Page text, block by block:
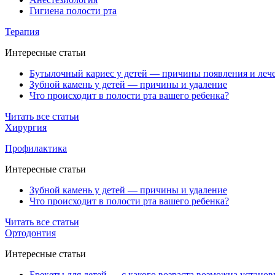
Гигиена полости рта
Терапия
Интересные статьи
Бутылочный кариес у детей — причины появления и
Зубной камень у детей — причины и удаление
Что происходит в полости рта вашего ребенка?
Читать все статьи
Хирургия
Профилактика
Интересные статьи
Зубной камень у детей — причины и удаление
Что происходит в полости рта вашего ребенка?
Читать все статьи
Ортодонтия
Интересные статьи